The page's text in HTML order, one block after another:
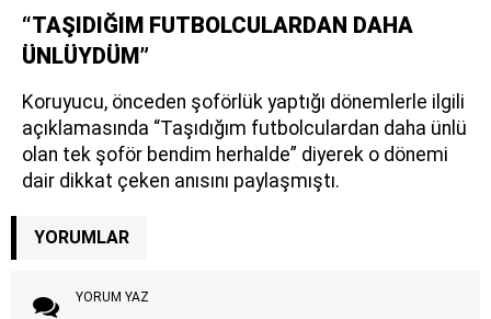
“TAŞIDIĞIM FUTBOLCULARDAN DAHA
ÜNLÜYDÜM”
Koruyucu, önceden şoförlük yaptığı dönemlerle ilgili
açıklamasında “Taşıdığım futbolculardan daha ünlü
olan tek şoför bendim herhalde” diyerek o dönemi
dair dikkat çeken anısını paylaşmıştı.
YORUMLAR
YORUM YAZ